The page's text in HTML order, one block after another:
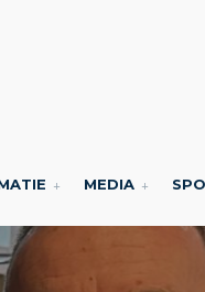
MEDIA